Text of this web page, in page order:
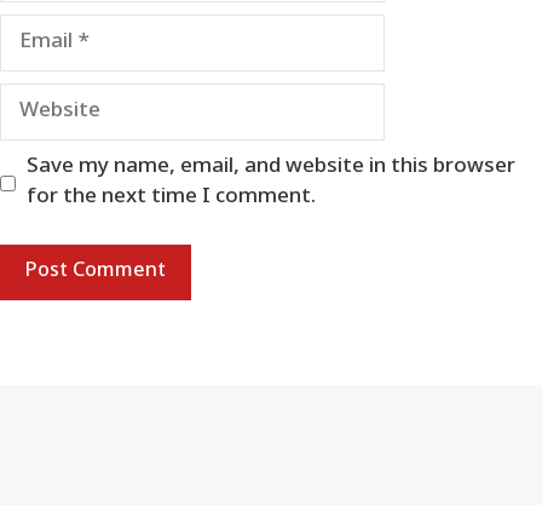
Email
Website
Save my name, email, and website in this browser
for the next time I comment.